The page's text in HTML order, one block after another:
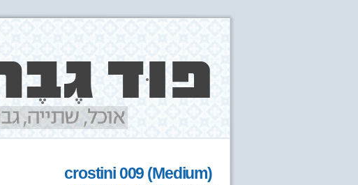
crostini 009 (Medium)